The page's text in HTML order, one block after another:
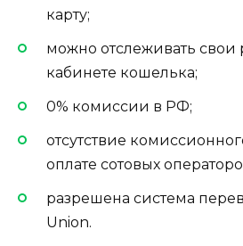
карту;
можно отслеживать свои
кабинете кошелька;
0% комиссии в РФ;
отсутствие
оплате сотовых
разрешена система
Union.